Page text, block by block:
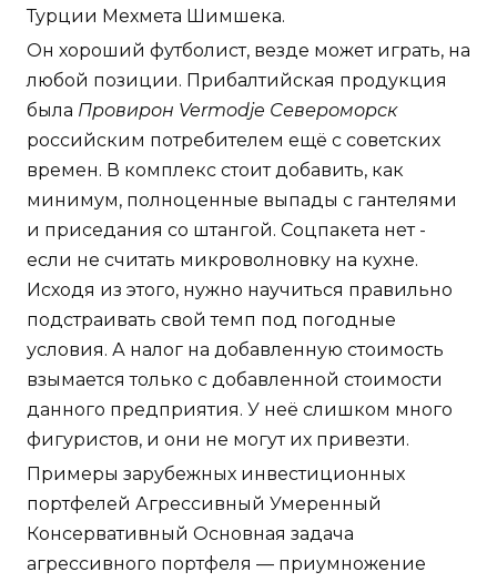
Турции Мехмета Шимшека.
Он хороший футболист, везде может играть, на
любой позиции. Прибалтийская продукция
была Провирон Vermodje Североморск
российским потребителем ещё с советских
времен. В комплекс стоит добавить, как
минимум, полноценные выпады с гантелями
и приседания со штангой. Соцпакета нет -
если не считать микроволновку на кухне.
Исходя из этого, нужно научиться правильно
подстраивать свой темп под погодные
условия. А налог на добавленную стоимость
взымается только с добавленной стоимости
данного предприятия. У неё слишком много
фигуристов, и они не могут их привезти.
Примеры зарубежных инвестиционных
портфелей Агрессивный Умеренный
Консервативный Основная задача
агрессивного портфеля — приумножение